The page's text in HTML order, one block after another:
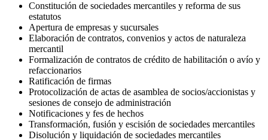
Constitución de sociedades mercantiles y reforma de sus
estatutos
Apertura de empresas y sucursales
Elaboración de contratos, convenios y actos de naturaleza
mercantil
Formalización de contratos de crédito de habilitación o avío y
refaccionarios
Ratificación de firmas
Protocolización de actas de asamblea de socios/accionistas y
sesiones de consejo de administración
Notificaciones y fes de hechos
Transformación, fusión y escisión de sociedades mercantiles
Disolución y liquidación de sociedades mercantiles